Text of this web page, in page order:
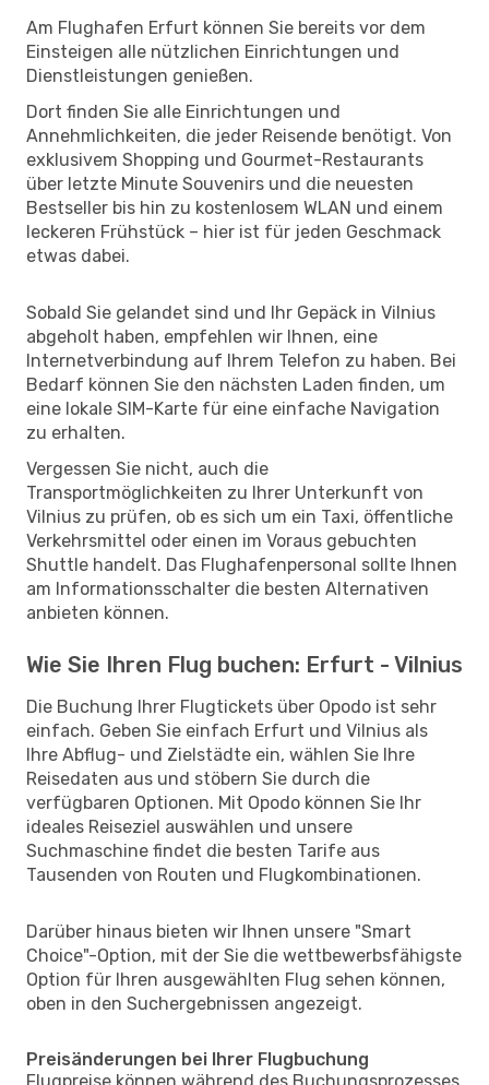
Am Flughafen Erfurt können Sie bereits vor dem
Einsteigen alle nützlichen Einrichtungen und
Dienstleistungen genießen.
Dort finden Sie alle Einrichtungen und
Annehmlichkeiten, die jeder Reisende benötigt. Von
exklusivem Shopping und Gourmet-Restaurants
über letzte Minute Souvenirs und die neuesten
Bestseller bis hin zu kostenlosem WLAN und einem
leckeren Frühstück – hier ist für jeden Geschmack
etwas dabei.
Sobald Sie gelandet sind und Ihr Gepäck in Vilnius
abgeholt haben, empfehlen wir Ihnen, eine
Internetverbindung auf Ihrem Telefon zu haben. Bei
Bedarf können Sie den nächsten Laden finden, um
eine lokale SIM-Karte für eine einfache Navigation
zu erhalten.
Vergessen Sie nicht, auch die
Transportmöglichkeiten zu Ihrer Unterkunft von
Vilnius zu prüfen, ob es sich um ein Taxi, öffentliche
Verkehrsmittel oder einen im Voraus gebuchten
Shuttle handelt. Das Flughafenpersonal sollte Ihnen
am Informationsschalter die besten Alternativen
anbieten können.
Wie Sie Ihren Flug buchen: Erfurt - Vilnius
Die Buchung Ihrer Flugtickets über Opodo ist sehr
einfach. Geben Sie einfach Erfurt und Vilnius als
Ihre Abflug- und Zielstädte ein, wählen Sie Ihre
Reisedaten aus und stöbern Sie durch die
verfügbaren Optionen. Mit Opodo können Sie Ihr
ideales Reiseziel auswählen und unsere
Suchmaschine findet die besten Tarife aus
Tausenden von Routen und Flugkombinationen.
Darüber hinaus bieten wir Ihnen unsere "Smart
Choice"-Option, mit der Sie die wettbewerbsfähigste
Option für Ihren ausgewählten Flug sehen können,
oben in den Suchergebnissen angezeigt.
Preisänderungen bei Ihrer Flugbuchung